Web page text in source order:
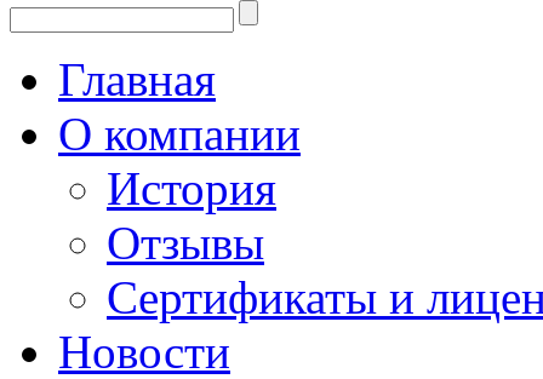
Главная
О компании
История
Отзывы
Сертификаты и
Новости